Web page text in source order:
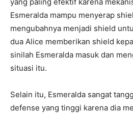
Esmeralda mampu menyerap
mengubahnya menjadi shield
dua Alice memberikan shield
sinilah Esmeralda masuk dan
situasi itu.
Selain itu, Esmeralda sangat
defense yang tinggi karena dia